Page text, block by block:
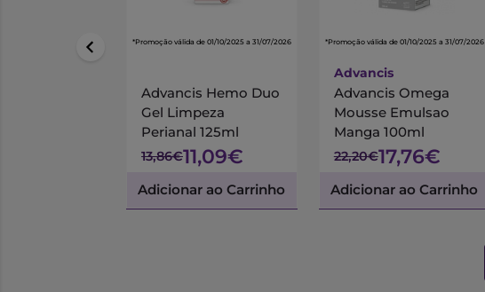
*Promoção válida de 01/10/2025 a 31/07/2026
Advancis Hemo Duo
Gel Limpeza
Perianal 125ml
13,86€11,09€
Adicionar ao Carrinho
*Promoção válida de 01/10/2025 a 31/07/2026
Advancis
Advancis Omega
Mousse Emulsao
Manga 100ml
22,20€17,76€
Adicionar ao Carrinho